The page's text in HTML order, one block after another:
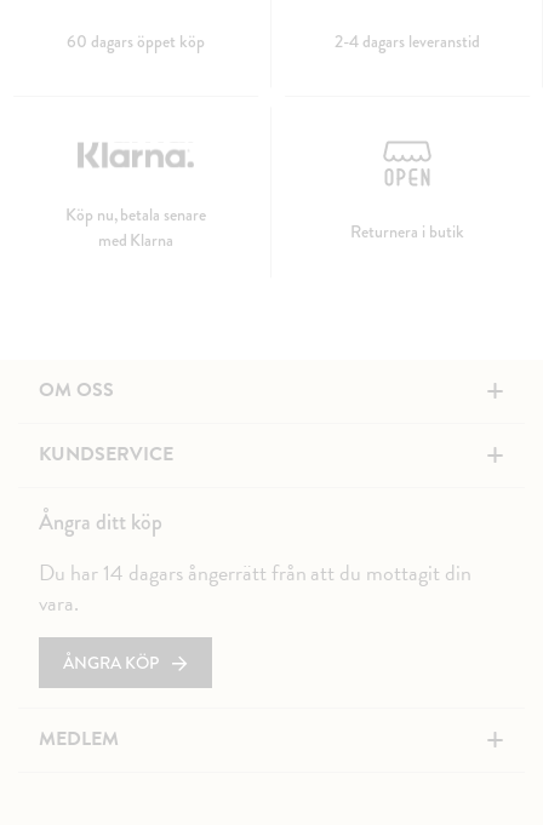
60 dagars öppet köp 2-4 dagars leveranstid
Köp nu, betala senare
med Klarna
Returnera i butik
OM OSS +
KUNDSERVICE +
Ångra ditt köp
Du har 14 dagars ångerrätt från att du mottagit din
vara.
ÅNGRA KÖP
MEDLEM +